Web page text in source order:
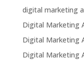
digital marketing
Digital Marketing
Digital Marketing
Digital Marketing